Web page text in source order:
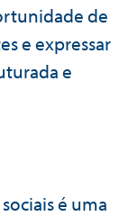
de
e expressar
e
é uma